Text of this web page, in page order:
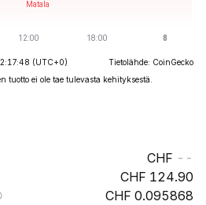
(UTC+0)
Tietolähde: CoinGecko
ei ole tae tulevasta kehityksestä.
--
124.90
0.095868